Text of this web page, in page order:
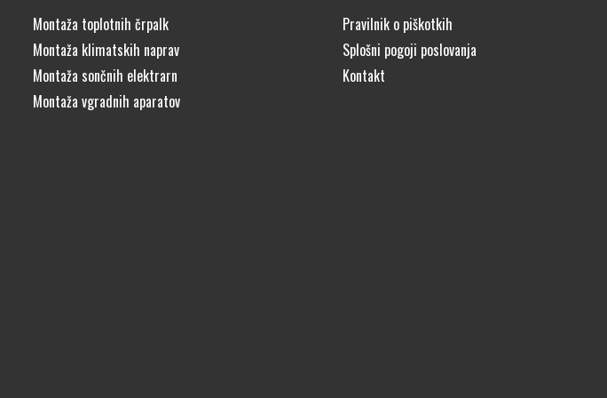
Montaža toplotnih črpalk
Montaža klimatskih naprav
Montaža sončnih elektrarn
Montaža vgradnih aparatov
Pravilnik o piškotkih
Splošni pogoji poslovanja
Kontakt